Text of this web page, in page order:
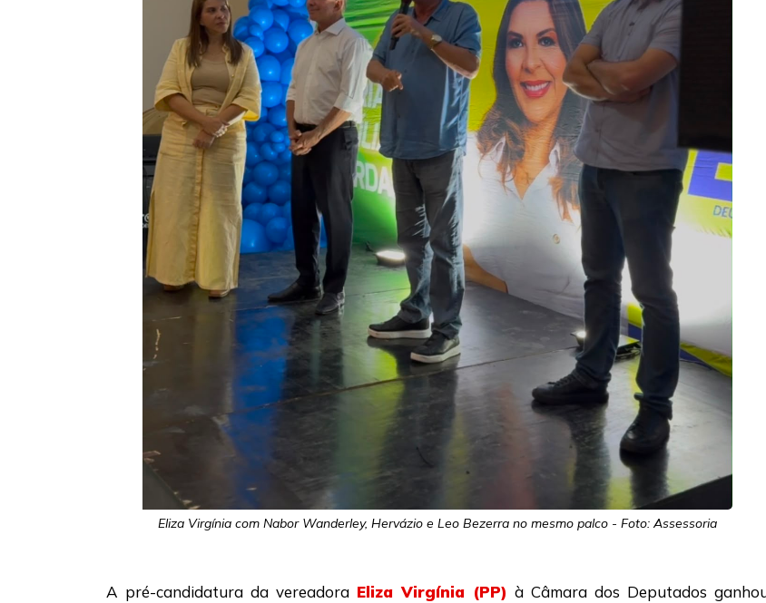
Eliza Virgínia com Nabor Wanderley, Hervázio e Leo Bezerra no mesmo palco - Foto: Assessoria
A pré-candidatura da vereadora Eliza Virgínia (PP) à Câmara dos Deputados